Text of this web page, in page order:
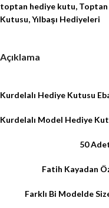
toptan hediye kutu, Toptan
Kutusu,Yılbaşı Hediyeleri
Açıklama
Kurdelalı Hediye Kutusu
Kurdelalı Model Hediye
50
Fatih Kayadan
Farklı Bi Modelde